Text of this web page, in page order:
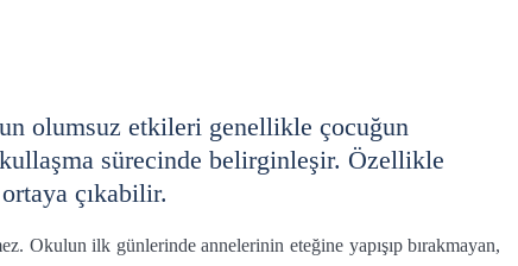
olumsuz etkileri genellikle çocuğun
sürecinde belirginleşir. Özellikle
çıkabilir.
Okulun ilk günlerinde annelerinin eteğine yapışıp bırakmayan,